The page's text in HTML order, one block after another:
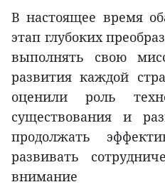
В настоящее время
этап глубоких
выполнять свою
развития каждой
оценили роль
существования и
продолжать
развивать
внимание